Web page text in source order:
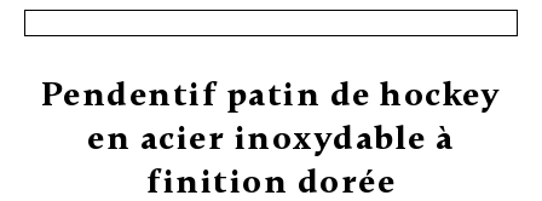
Pendentif patin de hockey
en acier inoxydable à
finition dorée